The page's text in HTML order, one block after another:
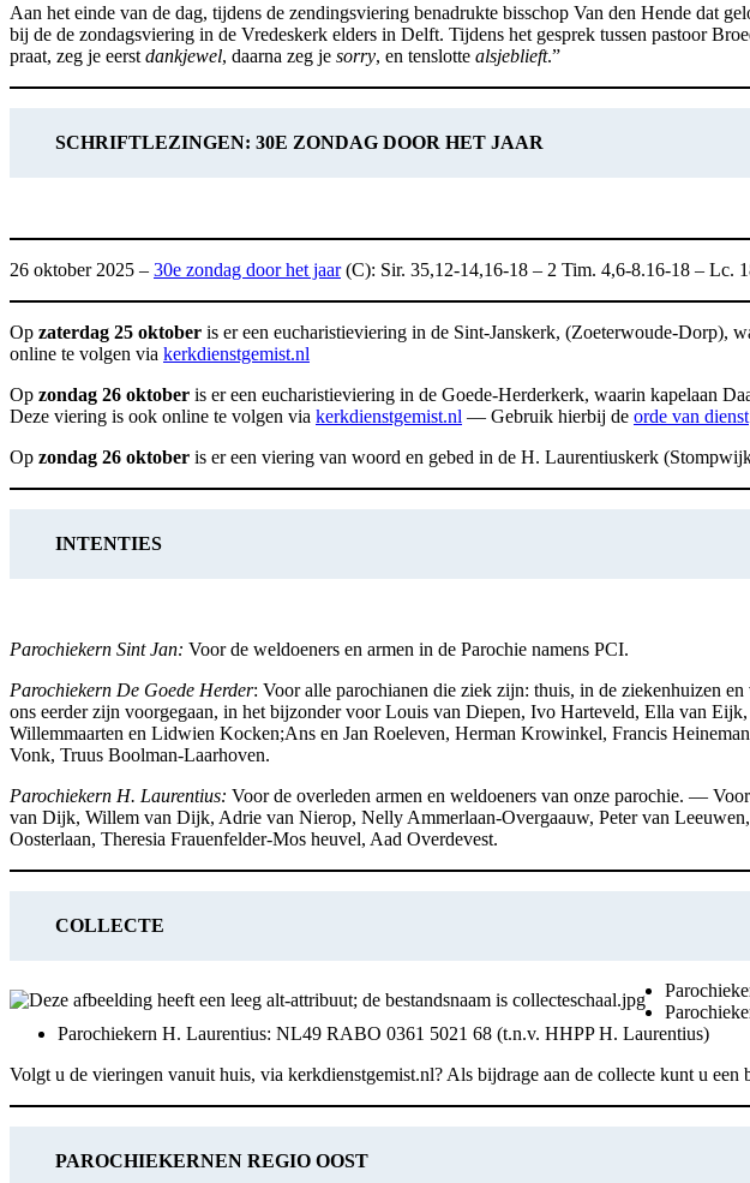
Aan het einde van de dag, tijdens de zendingsviering benadrukte bisschop Van den Hende dat
bij de de zondagsviering in de Vredeskerk elders in Delft. Tijdens het gesprek tussen pastoor
praat, zeg je eerst dankjewel, daarna zeg je sorry, en tenslotte alsjeblieft.”
SCHRIFTLEZINGEN: 30E ZONDAG DOOR HET JAAR
26 oktober 2025 – 30e zondag door het jaar(C): Sir. 35,12-14,16-18 – 2 Tim. 4,6-8.16-18 – Lc.
Op zaterdag 25 oktober is er een eucharistieviering in de Sint-Janskerk, (Zoeterwoude-Dorp),
online te volgen via kerkdienstgemist.nl
Op zondag 26 oktober is er een eucharistieviering in de Goede-Herderkerk, waarin kapelaan
Deze viering is ook online te volgen via kerkdienstgemist.nl — Gebruik hierbij de orde van dienst
Op zondag 26 oktober is er een viering van woord en gebed in de H. Laurentiuskerk
INTENTIES
Parochiekern Sint Jan: Voor de weldoeners en armen in de Parochie namens PCI.
Parochiekern De Goede Herder: Voor alle parochianen die ziek zijn: thuis, in de ziekenhuizen
ons eerder zijn voorgegaan, in het bijzonder voor Louis van Diepen, Ivo Harteveld, Ella van
Willemmaarten en Lidwien Kocken;Ans en Jan Roeleven, Herman Krowinkel, Francis
Vonk, Truus Boolman-Laarhoven.
Parochiekern H. Laurentius: Voor de overleden armen en weldoeners van onze parochie. —
van Dijk, Willem van Dijk, Adrie van Nierop, Nelly Ammerlaan-Overgaauw, Peter van
Oosterlaan, Theresia Frauenfelder-Mos heuvel, Aad Overdevest.
COLLECTE
Parochiekern H. Laurentius: NL49 RABO 0361 5021 68 (t.n.v. HHPP H. Laurentius)
Volgt u de vieringen vanuit huis, via kerkdienstgemist.nl? Als bijdrage aan de collecte kunt u
PAROCHIEKERNEN REGIO OOST